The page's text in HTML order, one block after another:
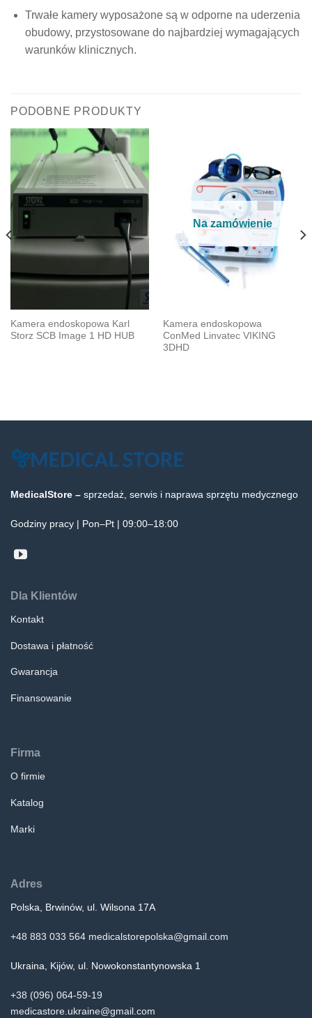
Trwałe kamery wyposażone są w odporne na uderzenia
obudowy, przystosowane do najbardziej wymagających
warunków klinicznych.
PODOBNE PRODUKTY
Kamera endoskopowa Karl
Storz SCB Image 1 HD HUB
Na zamówienie
Kamera endoskopowa
ConMed Linvatec VIKING
3DHD
MedicalStore – sprzedaż, serwis i naprawa sprzętu medycznego
Godziny pracy | Pon–Pt | 09:00–18:00
Dla Klientów
Kontakt
Dostawa i płatność
Gwarancja
Finansowanie
Firma
O firmie
Katalog
Marki
Adres
Polska, Brwinów, ul. Wilsona 17A
+48 883 033 564 medicalstorepolska@gmail.com
Ukraina, Kijów, ul. Nowokonstantynowska 1
+38 (096) 064-59-19
medicastore.ukraine@gmail.com